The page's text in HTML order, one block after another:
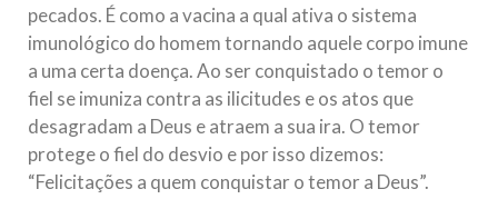
pecados. É como a vacina a qual ativa o sistema
imunológico do homem tornando aquele corpo imune
a uma certa doença. Ao ser conquistado o temor o
fiel se imuniza contra as ilicitudes e os atos que
desagradam a Deus e atraem a sua ira. O temor
protege o fiel do desvio e por isso dizemos:
“Felicitações a quem conquistar o temor a Deus”.